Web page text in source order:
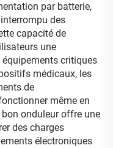
par batterie,
des
capacité de
une
critiques
médicaux, les
de
même en
bon onduleur offre une
des charges
électroniques